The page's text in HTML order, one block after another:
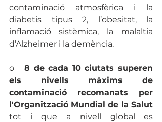
contaminació atmosfèrica i la
diabetis tipus 2, l’obesitat, la
inflamació sistèmica, la malaltia
d’Alzheimer i la demència.
o 8 de cada 10 ciutats superen
els nivells màxims de
contaminació recomanats per
tot i que a
nivell global es